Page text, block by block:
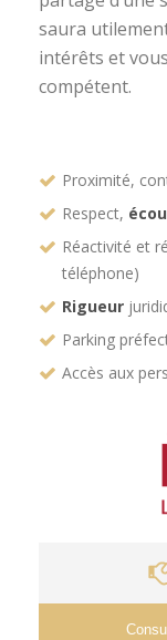
saura
intérêts et
compétent.
Proximité,
Respect,
Réactivité et
téléphone)
Rigueur
Parking
Accès aux